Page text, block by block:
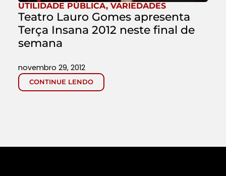
UTILIDADE PÚBLICA, VARIEDADES
Teatro Lauro Gomes apresenta
Terça Insana 2012 neste final de
semana
CONTINUE LENDO
novembro 29, 2012